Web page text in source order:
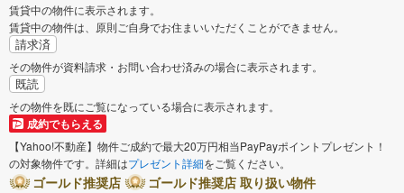
賃貸中の物件に表示されます。
賃貸中の物件は、原則ご自身でお住まいいただくことができません。
請求済
その物件が資料請求・お問い合わせ済みの場合に表示されます。
既読
その物件を既にご覧になっている場合に表示されます。
成約でもらえる
【Yahoo!不動産】物件ご成約で最大20万円相当PayPayポイントプレゼント！
の対象物件です。詳細はプレゼント詳細をご覧ください。
ゴールド推奨店
ゴールド推奨店 取り扱い物件